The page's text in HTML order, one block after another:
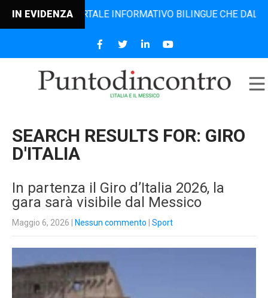
IN EVIDENZAINFORMATIVO BILINGUE CHE DAL 2006
SEARCH RESULTS FOR: GIRO
D'ITALIA
In partenza il Giro d’Italia 2026, la
gara sarà visibile dal Messico
Maggio 6, 2026 Nessun commento Sport